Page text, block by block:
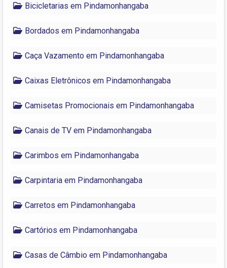
Bicicletarias em Pindamonhangaba
Bordados em Pindamonhangaba
Caça Vazamento em Pindamonhangaba
Caixas Eletrônicos em Pindamonhangaba
Camisetas Promocionais em Pindamonhangaba
Canais de TV em Pindamonhangaba
Carimbos em Pindamonhangaba
Carpintaria em Pindamonhangaba
Carretos em Pindamonhangaba
Cartórios em Pindamonhangaba
Casas de Câmbio em Pindamonhangaba